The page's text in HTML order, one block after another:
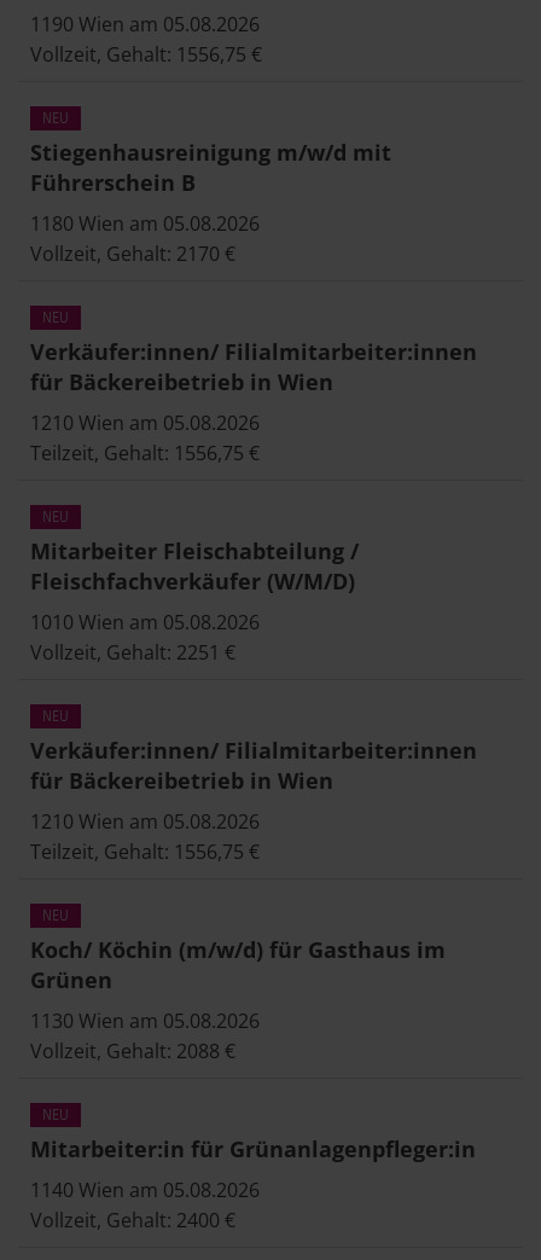
1190 Wien am 05.08.2026
Vollzeit, Gehalt: 1556,75 €
Stiegenhausreinigung m/w/d mit
Führerschein B
1180 Wien am 05.08.2026
Vollzeit, Gehalt: 2170 €
Verkäufer:innen/ Filialmitarbeiter:innen
für Bäckereibetrieb in Wien
1210 Wien am 05.08.2026
Teilzeit, Gehalt: 1556,75 €
Mitarbeiter Fleischabteilung /
Fleischfachverkäufer (W/M/D)
1010 Wien am 05.08.2026
Vollzeit, Gehalt: 2251 €
Verkäufer:innen/ Filialmitarbeiter:innen
für Bäckereibetrieb in Wien
1210 Wien am 05.08.2026
Teilzeit, Gehalt: 1556,75 €
Koch/ Köchin (m/w/d) für Gasthaus im
Grünen
1130 Wien am 05.08.2026
Vollzeit, Gehalt: 2088 €
Mitarbeiter:in für Grünanlagenpfleger:in
1140 Wien am 05.08.2026
Vollzeit, Gehalt: 2400 €